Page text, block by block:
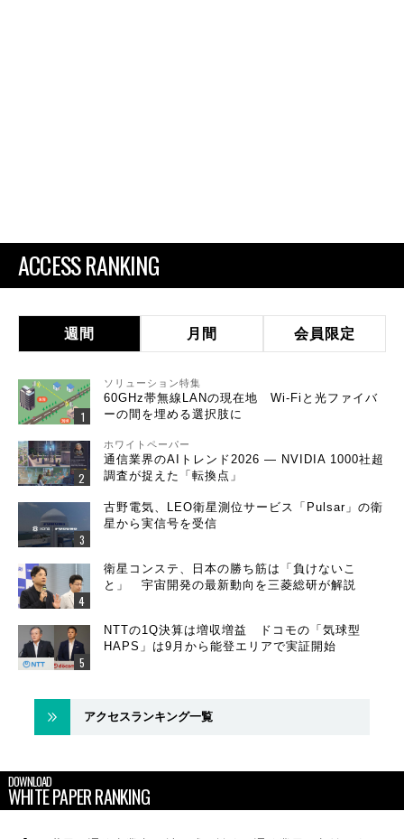
ACCESS RANKING
週間 月間 会員限定
ソリューション特集
60GHz帯無線LANの現在地 Wi-Fiと光ファイバ
ーの間を埋める選択肢に
ホワイトペーパー
通信業界のAIトレンド2026 ― NVIDIA 1000社超
調査が捉えた「転換点」
古野電気、LEO衛星測位サービス「Pulsar」の衛
星から実信号を受信
衛星コンステ、日本の勝ち筋は「負けないこ
と」 宇宙開発の最新動向を三菱総研が解説
NTTの1Q決算は増収増益 ドコモの「気球型
HAPS」は9月から能登エリアで実証開始
アクセスランキング一覧
DOWNLOAD
WHITE PAPER RANKING